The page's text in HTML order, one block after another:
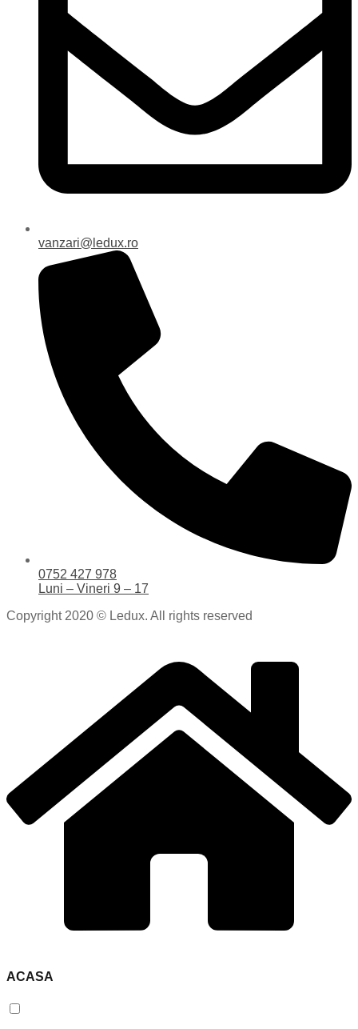
vanzari@ledux.ro
0752 427 978
Luni – Vineri 9 – 17
Copyright 2020 © Ledux. All rights reserved
ACASA